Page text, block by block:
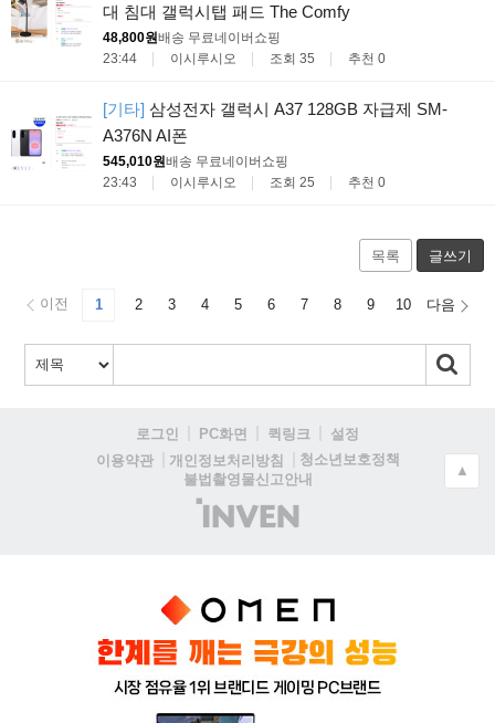
대 침대 갤럭시탭 패드 The Comfy
48,800원배송 무료네이버쇼핑
23:44
이시루시오 조회 35 추천 0
[기타] 삼성전자 갤럭시 A37 128GB 자급제 SM-
A376N AI폰
545,010원배송 무료네이버쇼핑
23:43
이시루시오 조회 25 추천 0
목록 글쓰기
이전 1 2 3 4 5 6 7 8 9 10 다음
로그인 PC화면 퀵링크
설정
이용약관
개인정보처리방침
청소년보호정책
불법촬영물신고안내
(주)
인
▲